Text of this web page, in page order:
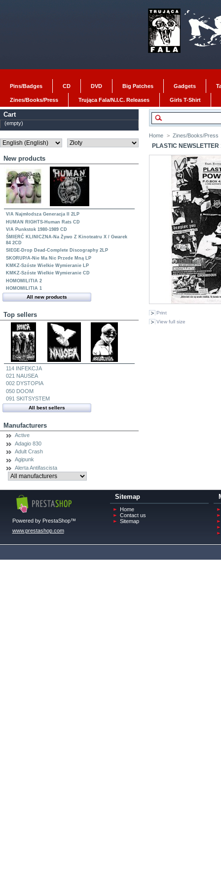
Pins/Badges CD DVD Big Patches Gadgets
Zines/Books/Press Trująca Fala/N.I.C. Releases Girls T-Shirt
Cart
(empty)
New products
V/A Najmłodsza Generacja II 2LP
HUMAN RIGHTS-Human Rats CD
V/A Punkstok 1980-1989 CD
ŚMIERĆ KLINICZNA-Na Żywo Z Kinoteatru X / Gwarek
84 2CD
SIEGE-Drop Dead-Complete Discography 2LP
SKORUP/A-Nie Ma Nic Przede Mną LP
KMKZ-Szóste Wielkie Wymieranie LP
KMKZ-Szóste Wielkie Wymieranie CD
HOMOMILITIA 2
HOMOMILITIA 1
All new products
Top sellers
114 INFEKCJA
021 NAUSEA
002 DYSTOPIA
050 DOOM
091 SKITSYSTEM
All best sellers
Manufacturers
Active
Adagio 830
Adult Crash
Agipunk
Alerta Antifascista
Home > Zines/Books/Press
PLASTIC NEWSLETTER
Print
View full size
Powered by PrestaShop™
www.prestashop.com
Sitemap
Home
Contact us
Sitemap